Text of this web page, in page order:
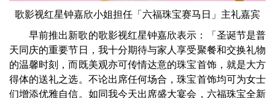
歌影视红星钟嘉欣小姐担任「六福珠宝赛马日」主礼嘉宾
早前推出新歌的歌影视红星钟嘉欣表示：「圣诞节是普
天同庆的重要节日，我十分期待与家人享受聚餐和交换礼物
的温馨时刻，而既美观亦可传情达意的珠宝首饰，就是大方
得体的送礼之选。不论出席任何场合，珠宝首饰均可为女士
们增添优雅自信。如同我今天出席盛大宴会，六福珠宝全新